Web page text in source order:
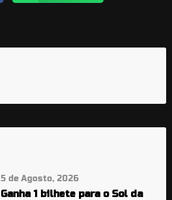
5 de Agosto, 2026
Ganha 1 bilhete para o Sol da